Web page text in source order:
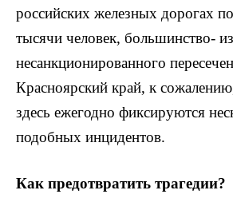
российских железных дорогах
тысячи человек, большинство-
несанкционированного
Красноярский край, к
здесь ежегодно фиксируются
подобных инцидентов.
Как предотвратить трагедии?